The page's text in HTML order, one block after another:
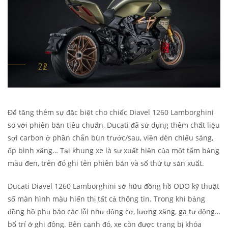
Để tăng thêm sự đặc biệt cho chiếc Diavel 1260 Lamborghini
so với phiên bản tiêu chuẩn, Ducati đã sử dụng thêm chất liệu
sợi carbon ở phần chắn bùn trước/sau, viền đèn chiếu sáng,
ốp bình xăng… Tại khung xe là sự xuất hiện của một tấm bảng
màu đen, trên đó ghi tên phiên bản và số thứ tự sản xuất.
Ducati Diavel 1260 Lamborghini sở hữu đồng hồ ODO kỹ thuật
số màn hình màu hiển thị tất cả thông tin. Trong khi bảng
đồng hồ phụ báo các lỗi như động cơ, lượng xăng, ga tự động…
bố trí ở ghi đông. Bên cạnh đó, xe còn được trang bị khóa